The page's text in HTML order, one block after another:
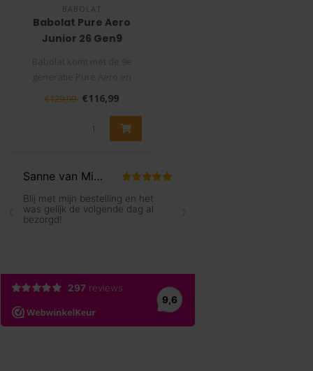
BABOLAT
Babolat Pure Aero
Junior 26 Gen9
duwt aerodynamica tot het
uiterste..
€129,99 €116,99